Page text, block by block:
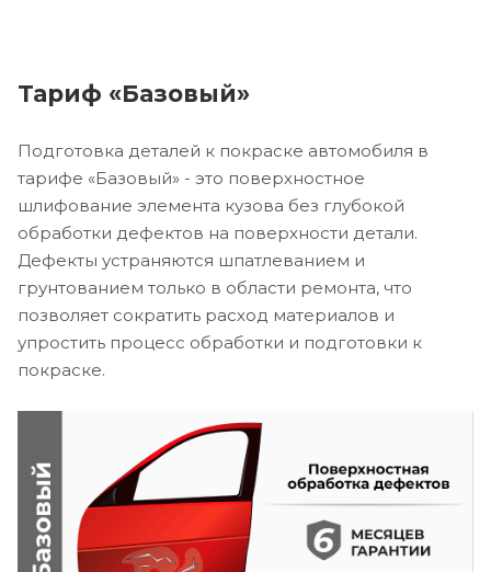
Тариф «Базовый»
Подготовка деталей к покраске автомобиля в
тарифе «Базовый» - это поверхностное
шлифование элемента кузова без глубокой
обработки дефектов на поверхности детали.
Дефекты устраняются шпатлеванием и
грунтованием только в области ремонта, что
позволяет сократить расход материалов и
упростить процесс обработки и подготовки к
покраске.